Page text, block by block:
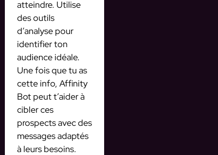
atteindre. Utilise
des outils
d’analyse pour
identifier ton
audience idéale.
Une fois que tu as
cette info, Affinity
Bot peut t’aider à
cibler ces
prospects avec des
messages adaptés
à leurs besoins.